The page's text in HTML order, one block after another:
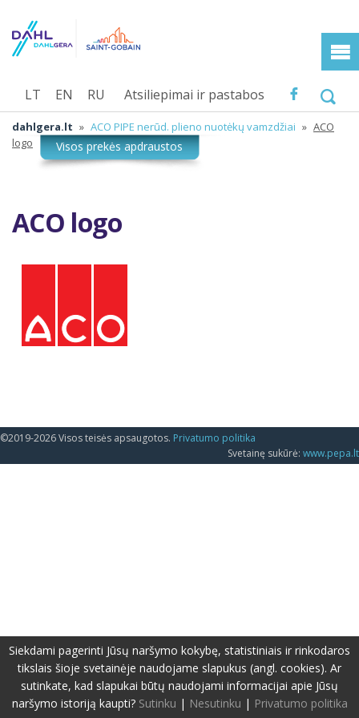
Atsiliepimai ir pastabos
LT EN RU
dahlgera.lt » ACO PIPE nerūd. plieno nuotėkų vamzdžiai » ACO
logo
ACO logo
©2019-2026 Visos teisės apsaugotos. Privatumo politika
Svetainę sukūrė: www.pepa.lt
Siekdami pagerinti Jūsų naršymo kokybę, statistiniais ir rinkodaros
tikslais šioje svetainėje naudojame slapukus (angl. cookies). Ar
sutinkate, kad slapukai būtų naudojami informacijai apie Jūsų
naršymo istoriją kaupti? Sutinku | Nesutinku | Privatumo politika